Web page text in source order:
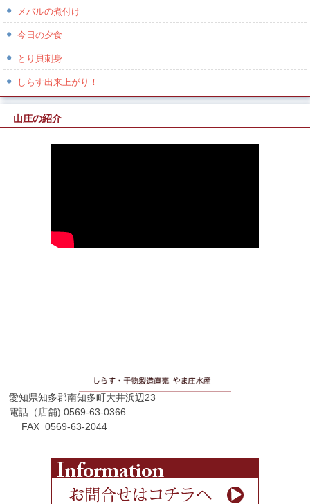
メバルの煮付け
今日の夕食
とり貝刺身
しらす出来上がり！
山庄の紹介
愛知県知多郡南知多町大井浜辺23
電話（店舗) 0569-63-0366
FAX 0569-63-2044